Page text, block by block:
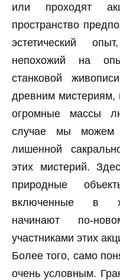
или проходят
пространство
эстетический
непохожий на
станковой
древним
огромные массы
случае мы можем
лишенной
этих мистерий.
природные
включенные в
начинают по-
участниками этих
Более того, само
очень условным.